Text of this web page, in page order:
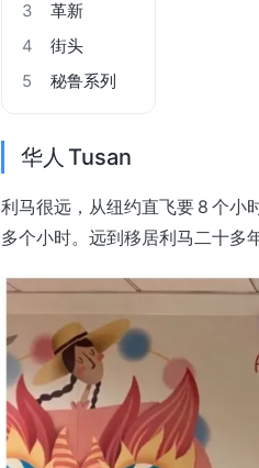
3
革新
4
街头
5
秘鲁系列
华人 Tusan
利马很远，从纽约直飞要 8 个小
多个小时。远到移居利马二十多